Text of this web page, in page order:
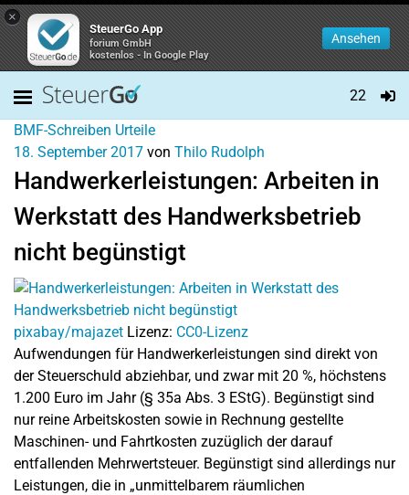
×
SteuerGo App
forium GmbH
kostenlos - In Google Play
Ansehen
22
BMF-Schreiben Urteile
18. September 2017 von Thilo Rudolph
Handwerkerleistungen: Arbeiten in
Werkstatt des Handwerksbetrieb
nicht begünstigt
pixabay/majazet Lizenz: CC0-Lizenz
Aufwendungen für Handwerkerleistungen sind direkt von
der Steuerschuld abziehbar, und zwar mit 20 %, höchstens
1.200 Euro im Jahr (§ 35a Abs. 3 EStG). Begünstigt sind
nur reine Arbeitskosten sowie in Rechnung gestellte
Maschinen- und Fahrtkosten zuzüglich der darauf
entfallenden Mehrwertsteuer. Begünstigt sind allerdings nur
Leistungen, die in „unmittelbarem räumlichen